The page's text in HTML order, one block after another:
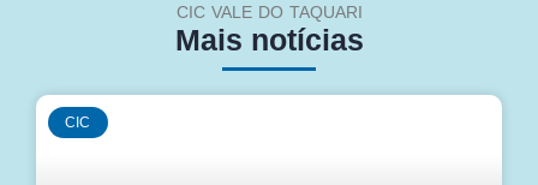
CIC VALE DO TAQUARI
Mais notícias
CIC